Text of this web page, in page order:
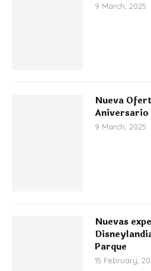
9 March, 2025
Nueva
Aniversario
9 March, 2025
Nuevas
Parque
15 February,